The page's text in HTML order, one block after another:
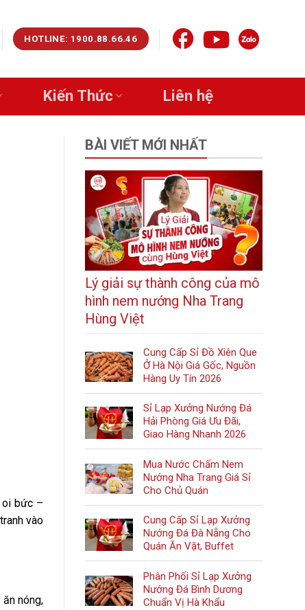
HOTLINE: 1900.88.66.46
Kiến Thức Liên hệ
oi bức –
vào
nóng,
BÀI VIẾT MỚI NHẤT
Lý giải sự thành công của mô
hình nem nướng Nha Trang
Hùng Việt
Cung Cấp Sỉ Đồ Xiên Que
Ở Hà Nội Giá Gốc, Nguồn
Hàng Uy Tín 2026
Sỉ Lạp Xưởng Nướng Đá
Hải Phòng Giá Ưu Đãi,
Giao Hàng Nhanh 2026
Mua Nước Chấm Nem
Nướng Nha Trang Giá Sỉ
Cho Chủ Quán
Cung Cấp Sỉ Lạp Xưởng
Nướng Đá Đà Nẵng Cho
Quán Ăn Vặt, Buffet
Phân Phối Sỉ Lạp Xưởng
Nướng Đá Bình Dương
Chuẩn Vị Hà Khẩu